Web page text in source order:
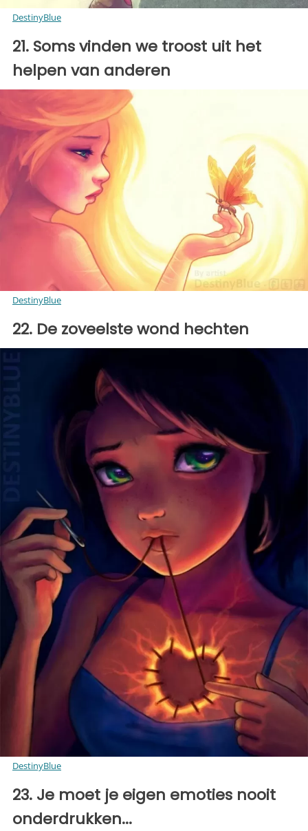
DestinyBlue
21. Soms vinden we troost uit het
helpen van anderen
DestinyBlue
22. De zoveelste wond hechten
DestinyBlue
23. Je moet je eigen emoties nooit
onderdrukken...